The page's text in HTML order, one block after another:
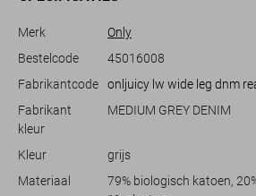
ontspant thuis, deze jeans biedt comfort en
lichaam subtiel accentueert zonder
draagcomfort. Ideaal te combineren met je
laarzen voor een complete, modieuze look.
basisstuk worden dat je keer op keer uit de
Merk
Only
Bestelcode
45016008
Fabrikantcode
onljuicy lw wide leg dnm
Fabrikant
kleur
MEDIUM GREY DENIM
Kleur
grijs
Materiaal
79% biologisch katoen,